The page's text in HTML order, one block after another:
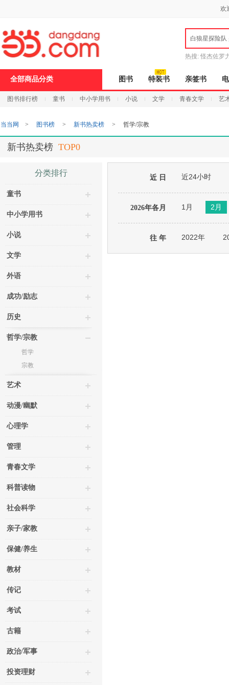
欢
白狼星探险队
热搜: 怪杰佐罗
全部商品分类 图书 特装书 亲签书
图书排行榜 童书 中小学用书 小说 文学 青春文学 艺
打
开
无
障
页
加
当当网 > 图书榜 > 新书热卖榜 > 哲学/宗教
新书热卖榜 TOP0
分类排行
童书
中小学用书
小说
文学
外语
成功/励志
历史
哲学/宗教
哲学
宗教
艺术
动漫/幽默
心理学
管理
青春文学
科普读物
社会科学
亲子/家教
保健/养生
教材
传记
考试
古籍
政治/军事
投资理财
近 日 近24小时
2026年各月 1月 2月
往 年 2022年